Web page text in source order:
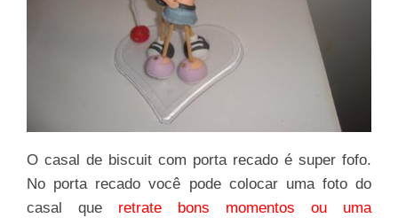
O casal de biscuit com porta recado é super fofo.
No porta recado você pode colocar uma foto do
casal que retrate bons momentos ou uma